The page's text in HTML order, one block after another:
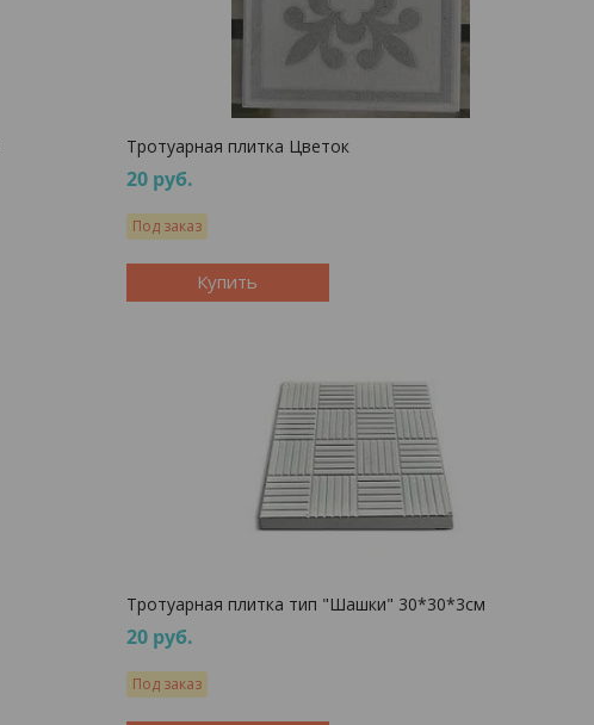
Тротуарная плитка Цветок
20 руб.
Под заказ
Купить
Тротуарная плитка тип "Шашки" 30*30*3см
20 руб.
Под заказ